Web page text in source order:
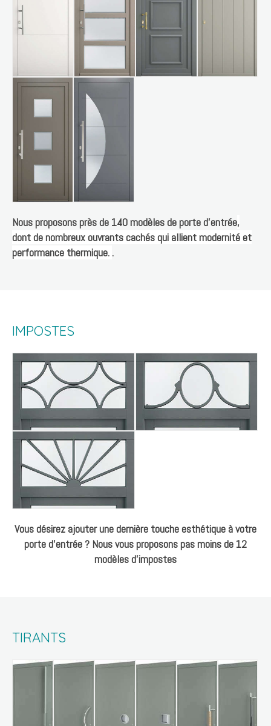
Nous proposons près de 140 modèles de porte d'entrée,
dont de nombreux ouvrants cachés qui allient modernité et
performance thermique. .
IMPOSTES
Vous désirez ajouter une dernière touche esthétique à votre
porte d'entrée ? Nous vous proposons pas moins de 12
modèles d'impostes
TIRANTS